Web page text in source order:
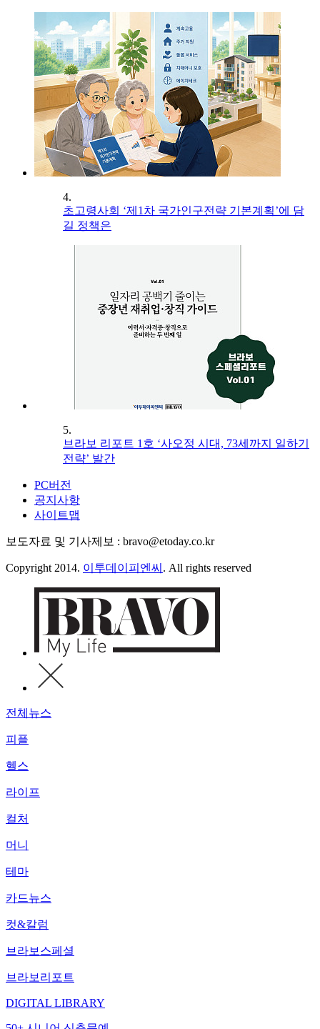
4.
초고령사회 ‘제1차 국가인구전략 기본계획’에 담
길 정책은
5.
브라보 리포트 1호 ‘사오정 시대, 73세까지 일하기
전략’ 발간
PC버전
공지사항
사이트맵
보도자료 및 기사제보 : bravo@etoday.co.kr
Copyright 2014. 이투데이피엔씨 . All rights reserved
전체뉴스
피플
헬스
라이프
컬처
머니
테마
카드뉴스
컷&칼럼
브라보스페셜
브라보리포트
DIGITAL LIBRARY